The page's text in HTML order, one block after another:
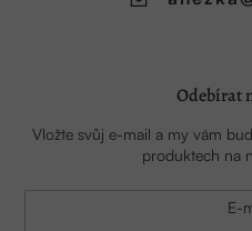
Odebírat
Vložte svůj e-mail a my vám
produktech na
E-